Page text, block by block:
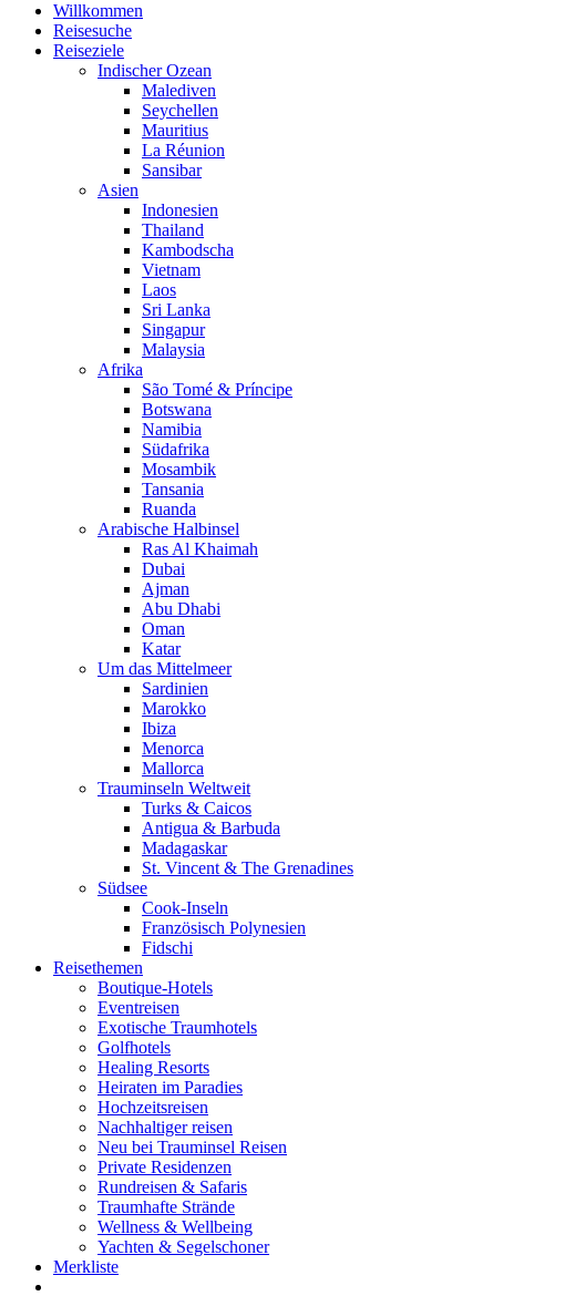
Willkommen
Reisesuche
Reiseziele
Indischer Ozean
Malediven
Seychellen
Mauritius
La Réunion
Sansibar
Asien
Indonesien
Thailand
Kambodscha
Vietnam
Laos
Sri Lanka
Singapur
Malaysia
Afrika
São Tomé & Príncipe
Botswana
Namibia
Südafrika
Mosambik
Tansania
Ruanda
Arabische Halbinsel
Ras Al Khaimah
Dubai
Ajman
Abu Dhabi
Oman
Katar
Um das Mittelmeer
Sardinien
Marokko
Ibiza
Menorca
Mallorca
Trauminseln Weltweit
Turks & Caicos
Antigua & Barbuda
Madagaskar
St. Vincent & The Grenadines
Südsee
Cook-Inseln
Französisch Polynesien
Fidschi
Reisethemen
Boutique-Hotels
Eventreisen
Exotische Traumhotels
Golfhotels
Healing Resorts
Heiraten im Paradies
Hochzeitsreisen
Nachhaltiger reisen
Neu bei Trauminsel Reisen
Private Residenzen
Rundreisen & Safaris
Traumhafte Strände
Wellness & Wellbeing
Yachten & Segelschoner
Merkliste